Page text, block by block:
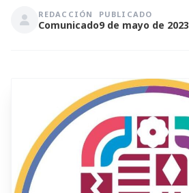
REDACCIÓN
Comunicado
PUBLICADO
9 de mayo de 2023